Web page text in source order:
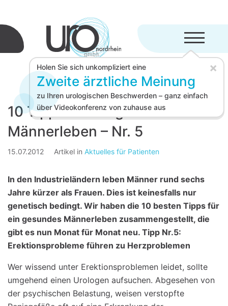
Menü
Holen Sie sich unkompliziert eine
Zweite ärztliche Meinung
zu Ihren urologischen Beschwerden – ganz einfach
über Videokonferenz von zuhause aus
×
10 Tipps für ein gesundes
Männerleben – Nr. 5
15.07.2012 Artikel in Aktuelles für Patienten
In den Industrieländern leben Männer rund sechs
Jahre kürzer als Frauen. Dies ist keinesfalls nur
genetisch bedingt. Wir haben die 10 besten Tipps für
ein gesundes Männerleben zusammengestellt, die
gibt es nun Monat für Monat neu. Tipp Nr.5:
Erektionsprobleme führen zu Herzproblemen
Wer wissend unter Erektionsproblemen leidet, sollte
umgehend einen Urologen aufsuchen. Abgesehen von
der psychischen Belastung, weisen verstopfte